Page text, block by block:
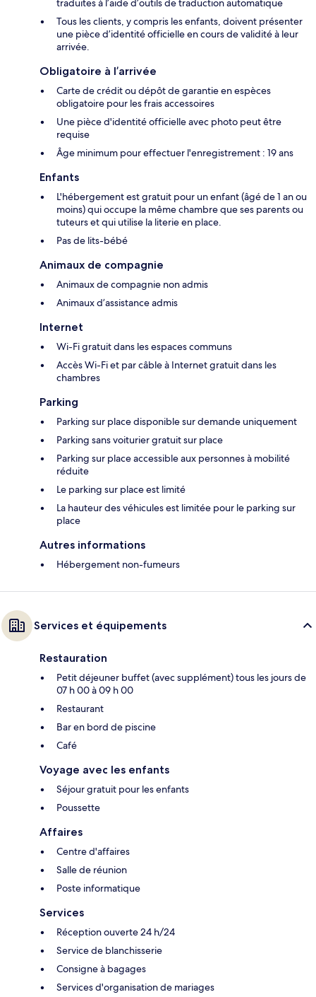
traduites à l’aide d’outils de traduction automatique
Tous les clients, y compris les enfants, doivent présenter
une pièce d’identité officielle en cours de validité à leur
arrivée.
Obligatoire à l’arrivée
Carte de crédit ou dépôt de garantie en espèces
obligatoire pour les frais accessoires
Une pièce d'identité officielle avec photo peut être
requise
Âge minimum pour effectuer l'enregistrement : 19 ans
Enfants
L'hébergement est gratuit pour un enfant (âgé de 1 an ou
moins) qui occupe la même chambre que ses parents ou
tuteurs et qui utilise la literie en place.
Pas de lits-bébé
Animaux de compagnie
Animaux de compagnie non admis
Animaux d’assistance admis
Internet
Wi-Fi gratuit dans les espaces communs
Accès Wi-Fi et par câble à Internet gratuit dans les
chambres
Parking
Parking sur place disponible sur demande uniquement
Parking sans voiturier gratuit sur place
Parking sur place accessible aux personnes à mobilité
réduite
Le parking sur place est limité
La hauteur des véhicules est limitée pour le parking sur
place
Autres informations
Hébergement non-fumeurs
Services et équipements
Restauration
Petit déjeuner buffet (avec supplément) tous les jours de
07 h 00 à 09 h 00
Restaurant
Bar en bord de piscine
Café
Voyage avec les enfants
Séjour gratuit pour les enfants
Poussette
Affaires
Centre d'affaires
Salle de réunion
Poste informatique
Services
Réception ouverte 24 h/24
Service de blanchisserie
Consigne à bagages
Services d'organisation de mariages